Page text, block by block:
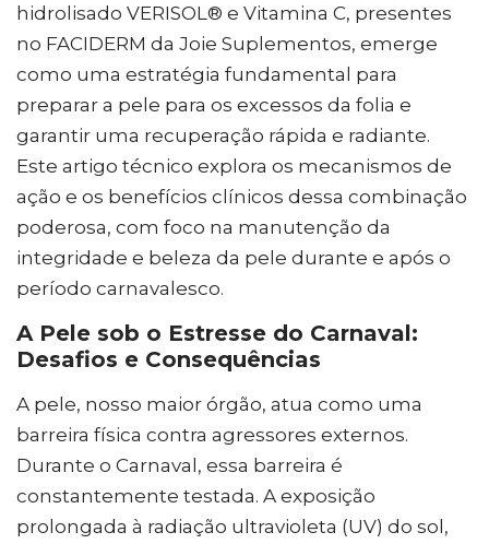
hidrolisado VERISOL® e Vitamina C, presentes
no FACIDERM da Joie Suplementos, emerge
como uma estratégia fundamental para
preparar a pele para os excessos da folia e
garantir uma recuperação rápida e radiante.
Este artigo técnico explora os mecanismos de
ação e os benefícios clínicos dessa combinação
poderosa, com foco na manutenção da
integridade e beleza da pele durante e após o
período carnavalesco.
A Pele sob o Estresse do Carnaval:
Desafios e Consequências
A pele, nosso maior órgão, atua como uma
barreira física contra agressores externos.
Durante o Carnaval, essa barreira é
constantemente testada. A exposição
prolongada à radiação ultravioleta (UV) do sol,